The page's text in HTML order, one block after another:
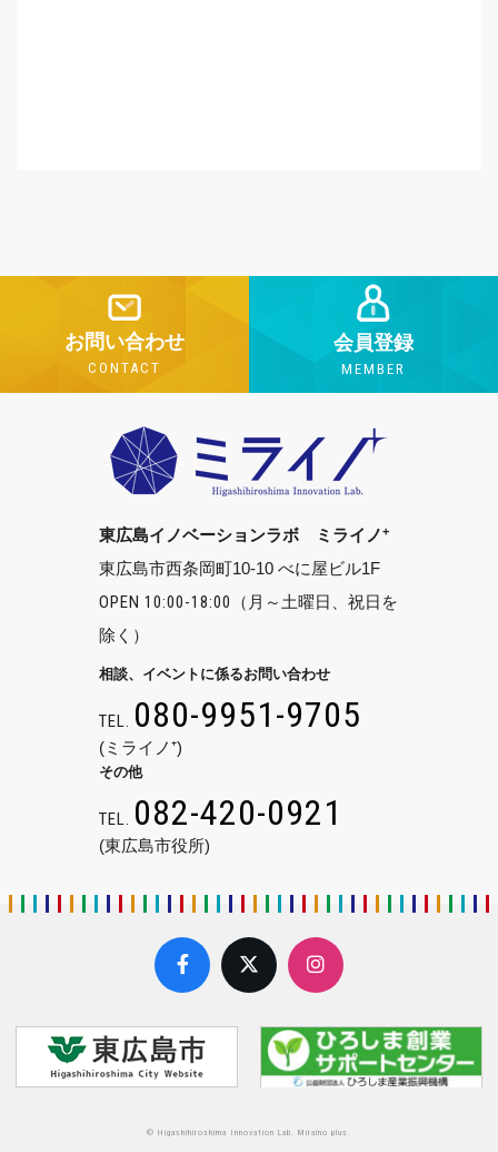
お問い合わせ
CONTACT
会員登録
MEMBER
東広島イノベーションラボ ミライノ+
東広島市西条岡町10-10 べに屋ビル1F
OPEN 10:00-18:00
（月～土曜日、祝日を
除く）
相談、イベントに係るお問い合わせ
TEL. 080-9951-9705
(ミライノ⁺)
その他
TEL. 082-420-0921
(東広島市役所)
© Higashihiroshima Innovation Lab. Miraino plus.